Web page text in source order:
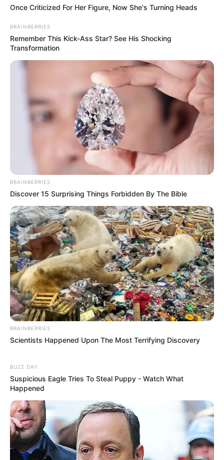
Once Criticized For Her Figure, Now She's Turning Heads
BRAINBERRIES
Remember This Kick-Ass Star? See His Shocking
Transformation
BRAINBERRIES
Discover 15 Surprising Things Forbidden By The Bible
BRAINBERRIES
Scientists Happened Upon The Most Terrifying Discovery
BUZZ DAY
Suspicious Eagle Tries To Steal Puppy - Watch What
Happened